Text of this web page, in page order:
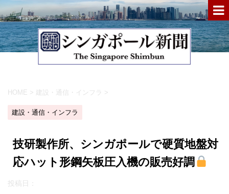
HOME > 建設・通信・インフラ >
建設・通信・インフラ
技研製作所、シンガポールで硬質地盤対
応ハット形鋼矢板圧入機の販売好調
投稿日：